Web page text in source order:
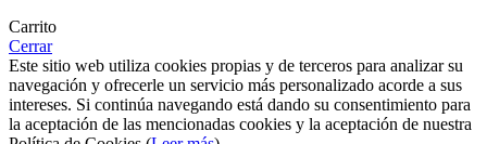
Carrito
Cerrar
Este sitio web utiliza cookies propias y de terceros para analizar su
navegación y ofrecerle un servicio más personalizado acorde a sus
intereses. Si continúa navegando está dando su consentimiento para
la aceptación de las mencionadas cookies y la aceptación de nuestra